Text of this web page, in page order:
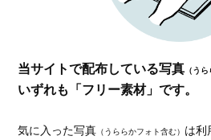
当サイトで配布している写真 （う
いずれも「フリー素材」です。
気に入った写真 （うららかフォト含む） は利